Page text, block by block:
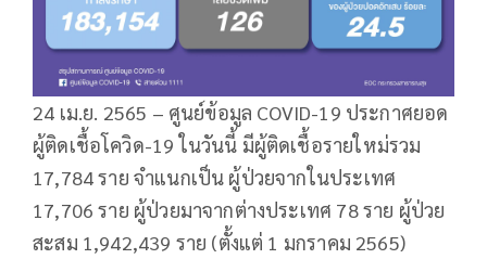
24 เม.ย. 2565 – ศูนย์ข้อมูล COVID-19 ประกาศยอด
ผู้ติดเชื้อโควิด-19 ในวันนี้ มีผู้ติดเชื้อรายใหม่รวม
17,784 ราย จำแนกเป็น ผู้ป่วยจากในประเทศ
17,706 ราย ผู้ป่วยมาจากต่างประเทศ 78 ราย ผู้ป่วย
สะสม 1,942,439 ราย (ตั้งแต่ 1 มกราคม 2565)